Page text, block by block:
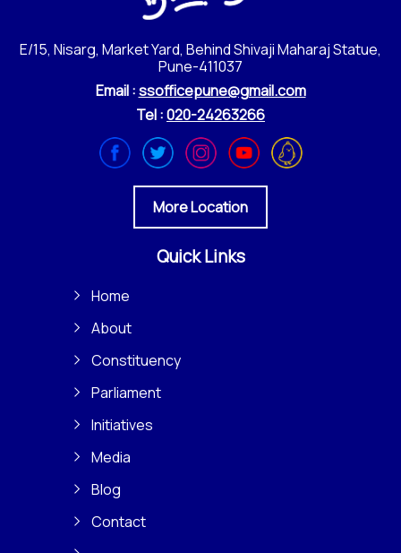
E/15, Nisarg, Market Yard, Behind Shivaji Maharaj Statue,
Pune-411037
Email :ssofficepune@gmail.com
Tel :020-24263266
More Location
Quick Links
Home
About
Constituency
Parliament
Initiatives
Media
Blog
Contact